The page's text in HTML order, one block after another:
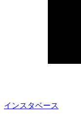
インスタベース